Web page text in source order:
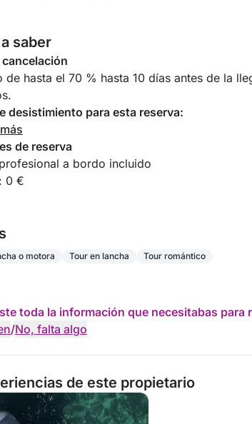
saber
de hasta el 70 % hasta 10 días antes de la
desistimiento para esta reserva:
de reserva
a bordo incluido
0 €
o motora Tour en lancha Tour romántico
toda la información que necesitabas para
/No, falta algo
de este propietario